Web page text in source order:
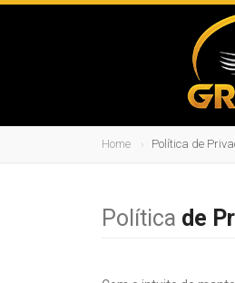
Home Política de
Política de